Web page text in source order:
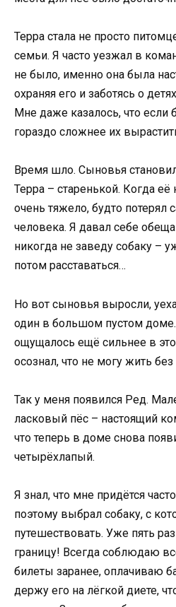
Терра стала не просто
семьи. Я часто уезжал в
не было, именно она была
охраняя его и заботясь о
Мне даже казалось, что
гораздо сложнее их
Время шло. Сыновья
Терра – старенькой. Когда её
очень тяжело, будто потерял
человека. Я давал себе
никогда не заведу собаку –
потом расставаться…
Но вот сыновья выросли,
один в большом пустом
ощущалось ещё сильнее в
осознал, что не могу жить без
Так у меня появился Ред.
ласковый пёс – настоящий
что теперь в доме снова
четырёхлапый.
Я знал, что мне придётся
поэтому выбрал собаку, с
путешествовать. Уже пять
границу! Всегда соблюдаю
билеты заранее, оплачиваю
держу его на лёгкой диете,